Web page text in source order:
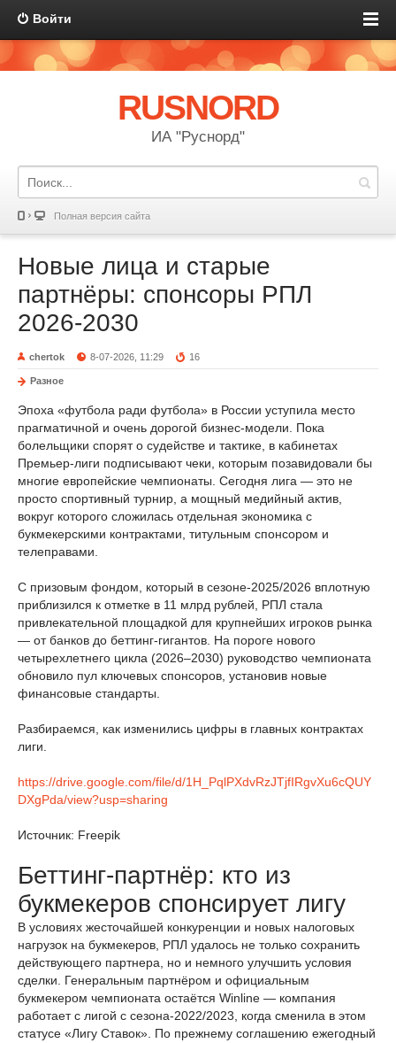
Войти
RUSNORD
ИА "Руснорд"
Полная версия сайта
Новые лица и старые
партнёры: спонсоры РПЛ
2026-2030
chertok 8-07-2026, 11:29 16
Разное
Эпоха «футбола ради футбола» в России уступила место
прагматичной и очень дорогой бизнес-модели. Пока
болельщики спорят о судействе и тактике, в кабинетах
Премьер-лиги подписывают чеки, которым позавидовали бы
многие европейские чемпионаты. Сегодня лига — это не
просто спортивный турнир, а мощный медийный актив,
вокруг которого сложилась отдельная экономика с
букмекерскими контрактами, титульным спонсором и
телеправами.
С призовым фондом, который в сезоне-2025/2026 вплотную
приблизился к отметке в 11 млрд рублей, РПЛ стала
привлекательной площадкой для крупнейших игроков рынка
— от банков до беттинг-гигантов. На пороге нового
четырехлетнего цикла (2026–2030) руководство чемпионата
обновило пул ключевых спонсоров, установив новые
финансовые стандарты.
Разбираемся, как изменились цифры в главных контрактах
лиги.
https://drive.google.com/file/d/1H_PqlPXdvRzJTjfIRgvXu6cQUY
DXgPda/view?usp=sharing
Источник: Freepik
Беттинг-партнёр: кто из
букмекеров спонсирует лигу
В условиях жесточайшей конкуренции и новых налоговых
нагрузок на букмекеров, РПЛ удалось не только сохранить
действующего партнера, но и немного улучшить условия
сделки. Генеральным партнёром и официальным
букмекером чемпионата остаётся Winline — компания
работает с лигой с сезона-2022/2023, когда сменила в этом
статусе «Лигу Ставок». По прежнему соглашению ежегодный